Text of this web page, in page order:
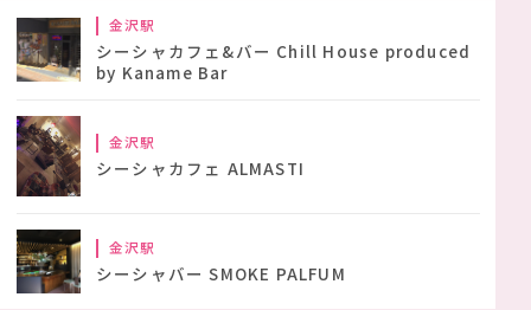
金沢駅
シーシャカフェ&バー Chill House produced
by Kaname Bar
金沢駅
シーシャカフェ ALMASTI
金沢駅
シーシャバー SMOKE PALFUM